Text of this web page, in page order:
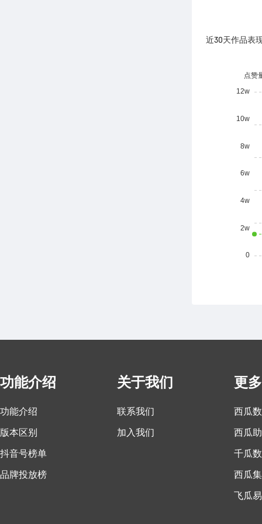
近30天作品表
功能介绍
功能介绍
版本区别
抖音号榜单
品牌投放榜
关于我们
联系我们
加入我们
更
西瓜
西瓜
千瓜
西瓜集
飞瓜